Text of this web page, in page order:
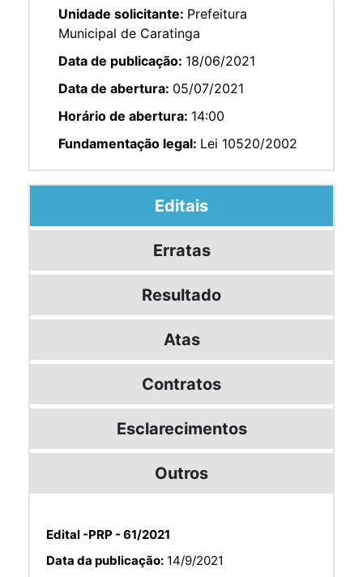
Unidade solicitante: Prefeitura
Municipal de Caratinga
Data de publicação: 18/06/2021
Data de abertura: 05/07/2021
Horário de abertura: 14:00
Fundamentação legal: Lei 10520/2002
Editais
Erratas
Resultado
Atas
Contratos
Esclarecimentos
Outros
Edital -PRP - 61/2021
Data da publicação: 14/9/2021